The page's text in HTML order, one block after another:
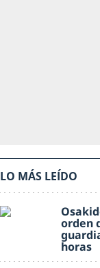
LO MÁS LEÍDO
orden
horas